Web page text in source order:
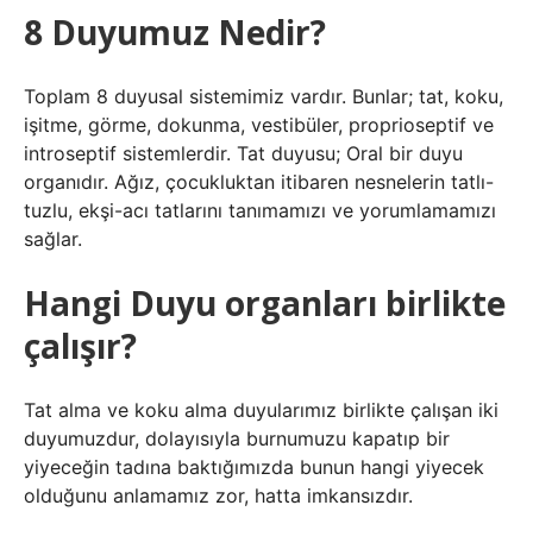
8 Duyumuz Nedir?
Toplam 8 duyusal sistemimiz vardır. Bunlar; tat, koku,
işitme, görme, dokunma, vestibüler, proprioseptif ve
introseptif sistemlerdir. Tat duyusu; Oral bir duyu
organıdır. Ağız, çocukluktan itibaren nesnelerin tatlı-
tuzlu, ekşi-acı tatlarını tanımamızı ve yorumlamamızı
sağlar.
Hangi Duyu organları birlikte
çalışır?
Tat alma ve koku alma duyularımız birlikte çalışan iki
duyumuzdur, dolayısıyla burnumuzu kapatıp bir
yiyeceğin tadına baktığımızda bunun hangi yiyecek
olduğunu anlamamız zor, hatta imkansızdır.